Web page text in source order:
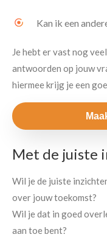
Kan ik een
Je hebt er vast nog
antwoorden op jouw
hiermee krijg je een
Met de juiste
Wil je de juiste
over jouw toekomst?
Wil je dat in goed
aan toe bent?